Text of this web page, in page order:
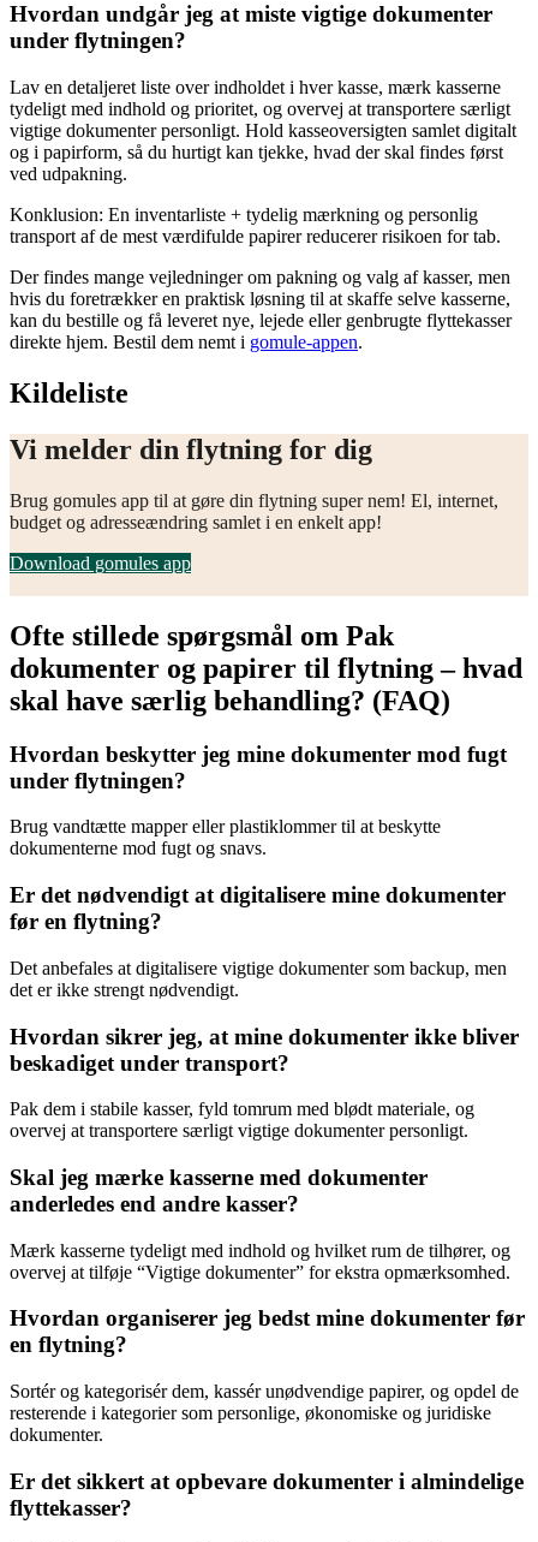
Hvordan undgår jeg at miste vigtige dokumenter
under flytningen?
Lav en detaljeret liste over indholdet i hver kasse, mærk kasserne
tydeligt med indhold og prioritet, og overvej at transportere særligt
vigtige dokumenter personligt. Hold kasseoversigten samlet digitalt
og i papirform, så du hurtigt kan tjekke, hvad der skal findes først
ved udpakning.
Konklusion: En inventarliste + tydelig mærkning og personlig
transport af de mest værdifulde papirer reducerer risikoen for tab.
Der findes mange vejledninger om pakning og valg af kasser, men
hvis du foretrækker en praktisk løsning til at skaffe selve kasserne,
kan du bestille og få leveret nye, lejede eller genbrugte flyttekasser
direkte hjem. Bestil dem nemt i gomule-appen.
Kildeliste
Vi melder din flytning for dig
Brug gomules app til at gøre din flytning super nem! El, internet,
budget og adresseændring samlet i en enkelt app!
Download gomules app
Ofte stillede spørgsmål om Pak
dokumenter og papirer til flytning – hvad
skal have særlig behandling? (FAQ)
Hvordan beskytter jeg mine dokumenter mod fugt
under flytningen?
Brug vandtætte mapper eller plastiklommer til at beskytte
dokumenterne mod fugt og snavs.
Er det nødvendigt at digitalisere mine dokumenter
før en flytning?
Det anbefales at digitalisere vigtige dokumenter som backup, men
det er ikke strengt nødvendigt.
Hvordan sikrer jeg, at mine dokumenter ikke bliver
beskadiget under transport?
Pak dem i stabile kasser, fyld tomrum med blødt materiale, og
overvej at transportere særligt vigtige dokumenter personligt.
Skal jeg mærke kasserne med dokumenter
anderledes end andre kasser?
Mærk kasserne tydeligt med indhold og hvilket rum de tilhører, og
overvej at tilføje “Vigtige dokumenter” for ekstra opmærksomhed.
Hvordan organiserer jeg bedst mine dokumenter før
en flytning?
Sortér og kategorisér dem, kassér unødvendige papirer, og opdel de
resterende i kategorier som personlige, økonomiske og juridiske
dokumenter.
Er det sikkert at opbevare dokumenter i almindelige
flyttekasser?